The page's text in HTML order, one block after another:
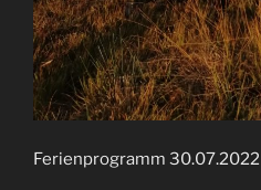
Ferienprogramm 30.07.2022